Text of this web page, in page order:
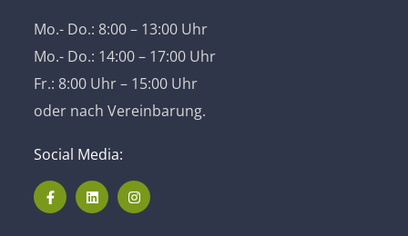
Mo.- Do.: 8:00 – 13:00 Uhr
Mo.- Do.: 14:00 – 17:00 Uhr
Fr.: 8:00 Uhr – 15:00 Uhr
oder nach Vereinbarung.
Social Media: